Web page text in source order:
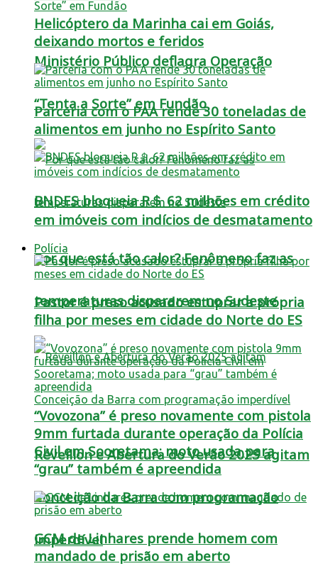
Ministério Público deflagra Operação
“Tenta a Sorte” em Fundão
Por que está tão calor? Fenômeno faz as
temperaturas dispararem no Sudeste
Réveillon e Abertura do Verão 2025 agitam
Conceição da Barra com programação
imperdível
Helicóptero da Marinha cai em Goiás,
deixando mortos e feridos
Parceria com o PAA rende 30 toneladas de
alimentos em junho no Espírito Santo
BNDES bloqueia R＄ 62 milhões em crédito
em imóveis com indícios de desmatamento
Polícia
Pastor é preso acusado estuprar a própria
filha por meses em cidade do Norte do ES
“Vovozona” é preso novamente com pistola
9mm furtada durante operação da Polícia
Civil em Sooretama; moto usada para
“grau” também é apreendida
GCM de Linhares prende homem com
mandado de prisão em aberto